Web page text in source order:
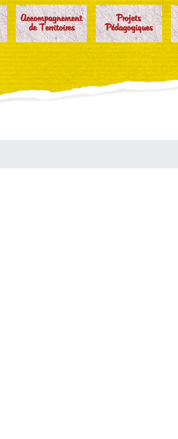
Accompagnement
de Territoires
Projets
Pédagogiques